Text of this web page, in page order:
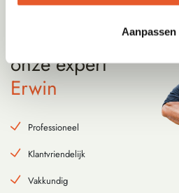
Aanpassen
aan
onze expert
Erwin
Professioneel
Klantvriendelijk
Vakkundig